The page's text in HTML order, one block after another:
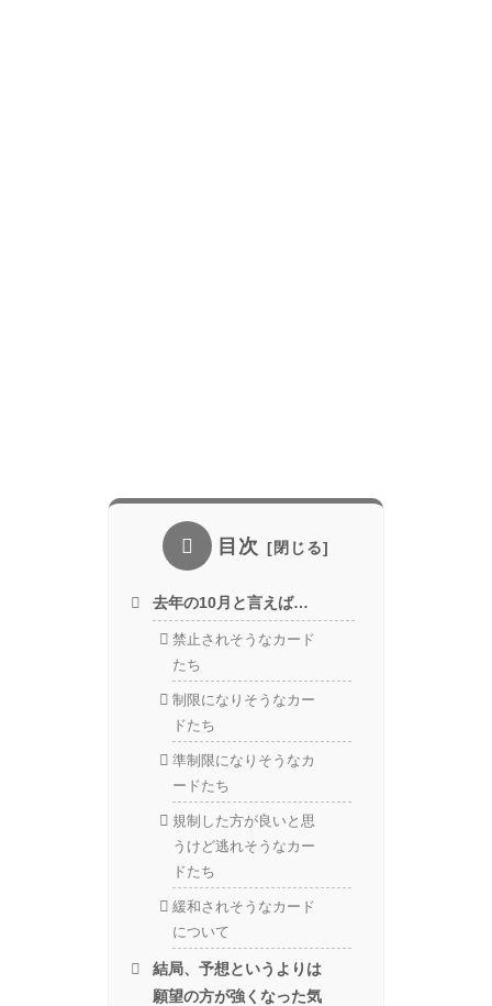
目次
去年の10月と言えば…
禁止されそうなカード
たち
制限になりそうなカー
ドたち
準制限になりそうなカ
ードたち
規制した方が良いと思
うけど逃れそうなカー
ドたち
緩和されそうなカード
について
結局、予想というよりは
願望の方が強くなった気